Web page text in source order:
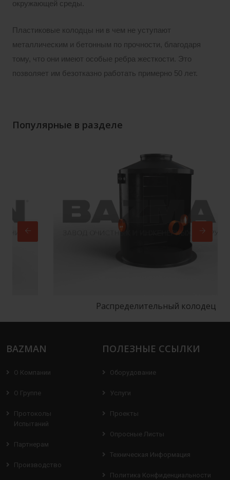
окружающей среды.
Пластиковые колодцы ни в чем не уступают
металлическим и бетонным по прочности, благодаря
тому, что они имеют особые ребра жесткости. Это
позволяет им безотказно работать примерно 50 лет.
Популярные в разделе
Распределительный колодец
BAZMAN
О Компании
О Группе
Протоколы
Испытаний
Партнерам
Производство
ПОЛЕЗНЫЕ ССЫЛКИ
Оборудование
Услуги
Проекты
Опросные Листы
Техническая Информация
Политика Конфиденциальности